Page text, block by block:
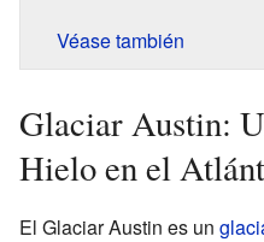
Véase también
Glaciar Austin:
Hielo en el
El Glaciar Austin es un